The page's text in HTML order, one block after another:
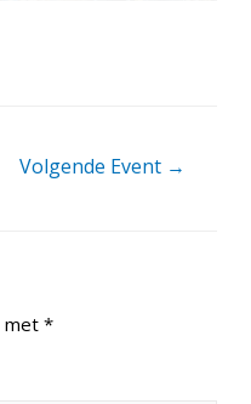
Volgende Event →
met*